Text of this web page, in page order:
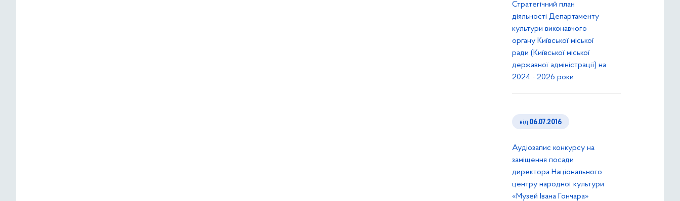
Стратегічний план
діяльності Департаменту
культури виконавчого
органу Київської міської
ради (Київської міської
державної адміністрації) на
2024 - 2026 роки
від 06.07.2016
Аудіозапис конкурсу на
заміщення посади
директора Національного
центру народної культури
«Музей Івана Гончара»